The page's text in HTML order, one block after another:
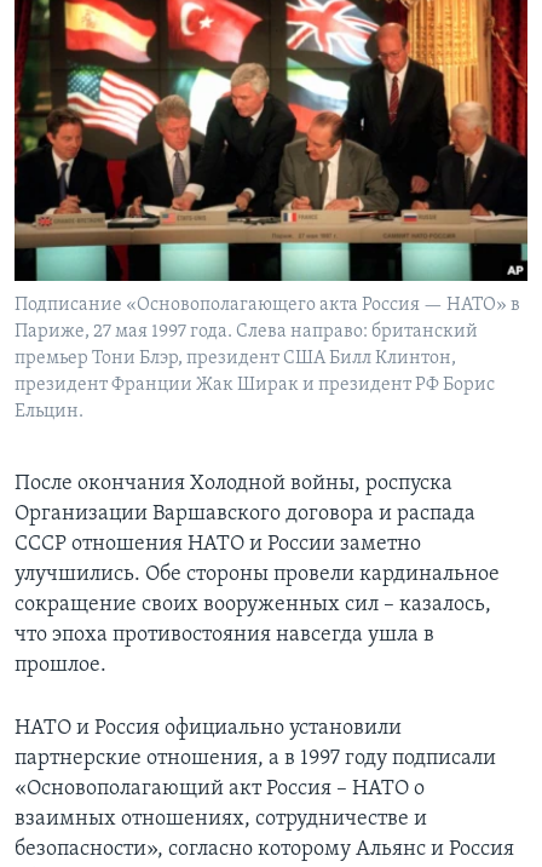
Подписание «Основополагающего акта Россия — НАТО» в
Париже, 27 мая 1997 года. Слева направо: британский
премьер Тони Блэр, президент США Билл Клинтон,
президент Франции Жак Ширак и президент РФ Борис
Ельцин.
После окончания Холодной войны, роспуска
Организации Варшавского договора и распада
СССР отношения НАТО и России заметно
улучшились. Обе стороны провели кардинальное
сокращение своих вооруженных сил – казалось,
что эпоха противостояния навсегда ушла в
прошлое.
НАТО и Россия официально установили
партнерские отношения, а в 1997 году подписали
«Основополагающий акт Россия – НАТО о
взаимных отношениях, сотрудничестве и
безопасности», согласно которому Альянс и Россия